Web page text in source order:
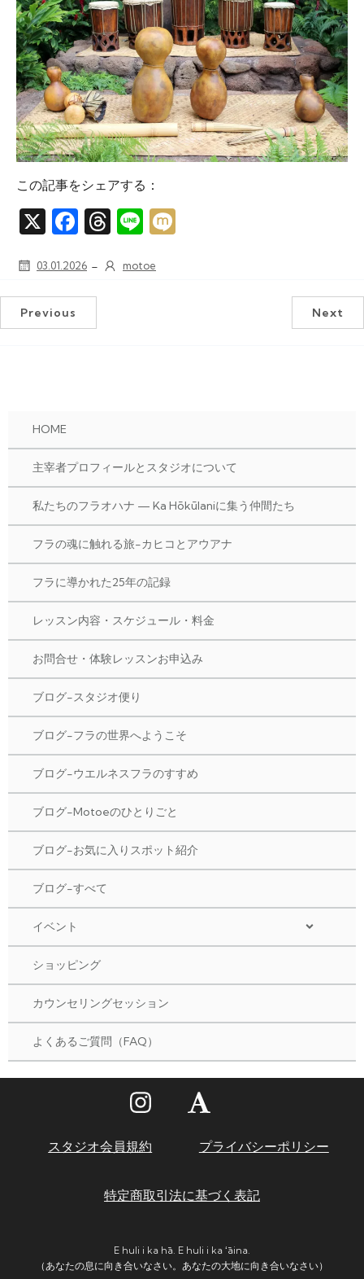
この記事をシェアする：
Fac
ok
Thr
s
Line
03.01.2026 - motoe
Previous Next
HOME
主宰者プロフィールとスタジオについて
私たちのフラオハナ — Ka Hōkūlaniに集う仲間たち
フラの魂に触れる旅-カヒコとアウアナ
フラに導かれた25年の記録
レッスン内容・スケジュール・料金
お問合せ・体験レッスンお申込み
ブログ-スタジオ便り
ブログ-フラの世界へようこそ
ブログ-ウエルネスフラのすすめ
ブログ-Motoeのひとりごと
ブログ-お気に入りスポット紹介
ブログ-すべて
イベント
ショッピング
カウンセリングセッション
よくあるご質問（FAQ）
スタジオ会員規約 プライバシーポリシー
特定商取引法に基づく表記
E huli i ka hā. E huli i ka ʻāina.
（あなたの息に向き合いなさい。あなたの大地に向き合いなさい）